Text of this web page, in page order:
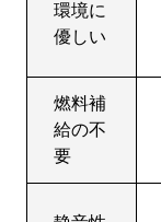
環境に
優しい
燃料補
給の不
要